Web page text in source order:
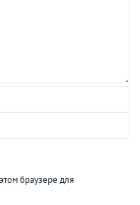
браузере для